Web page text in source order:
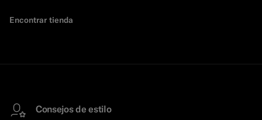
Encontrar tienda
Consejos de estilo